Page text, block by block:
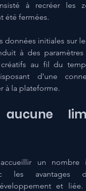
à recréer les
été fermées.
données initiales sur
à des
au fil du
d’une
à la plateforme.
un nombre
les avantages
et liée.